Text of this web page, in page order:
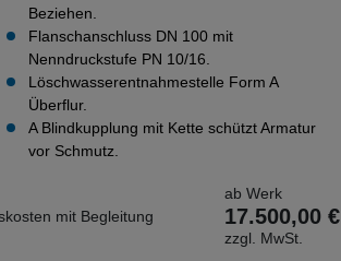
Beziehen.
Flanschanschluss DN 100 mit
Nenndruckstufe PN 10/16.
Löschwasserentnahmestelle Form A
Überflur.
A Blindkupplung mit Kette schützt Armatur
vor Schmutz.
mit Begleitung
ab Werk
17.500,00 €
zzgl. MwSt.